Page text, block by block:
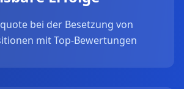
bei der Besetzung von
mit Top-Bewertungen